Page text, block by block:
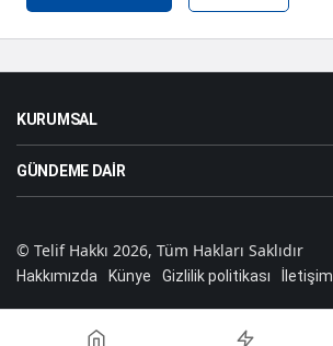
KURUMSAL
GÜNDEME DAIR
© Telif Hakkı 2026, Tüm Hakları Saklıdır
Hakkımızda Künye Gizlilik politikası İletişim